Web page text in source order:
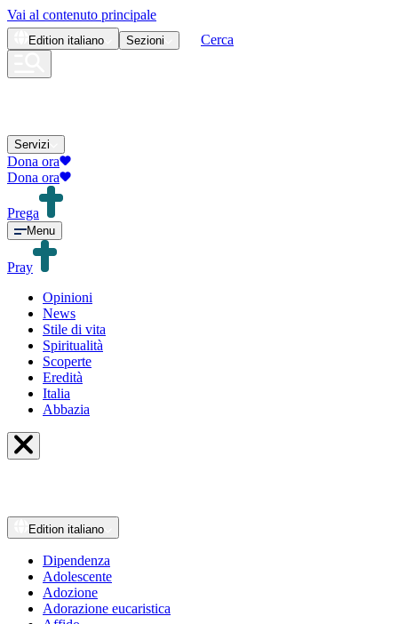
Vai al contenuto principale
Edition italiano Sezioni Cerca
Servizi
Dona ora
Dona ora
Prega
Menu
Pray
Opinioni
News
Stile di vita
Spiritualità
Scoperte
Eredità
Italia
Abbazia
Edition italiano
Dipendenza
Adolescente
Adozione
Adorazione eucaristica